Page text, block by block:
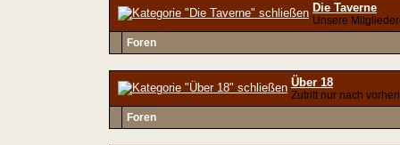
Die Taverne
Unsere
Foren
Über 18
Zutritt nur nach
Foren